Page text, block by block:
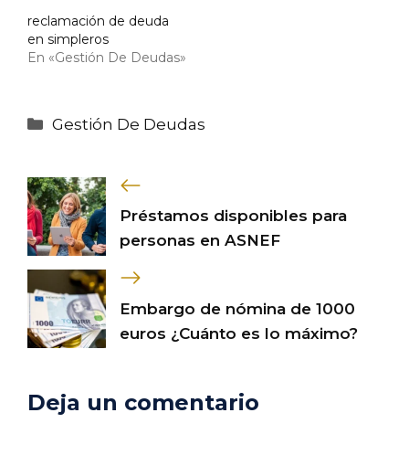
reclamación de deuda
en simpleros
En «Gestión De Deudas»
Categorías
Gestión De Deudas
Préstamos disponibles para
personas en ASNEF
Embargo de nómina de 1000
euros ¿Cuánto es lo máximo?
Deja un comentario